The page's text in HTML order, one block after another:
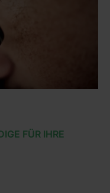
FÜR IHRE